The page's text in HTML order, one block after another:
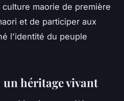
maorie de première
et de participer aux
l'identité du peuple
héritage vivant